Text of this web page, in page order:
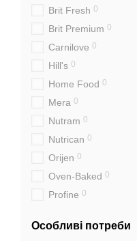
Brit Fresh 0
Brit Premium 0
Carnilove 0
Hill's 0
Home Food 0
Mera 0
Nutram 0
Nutrican 0
Orijen 0
Oven-Baked 0
Profine 0
Pronature Original
Особливі потреби